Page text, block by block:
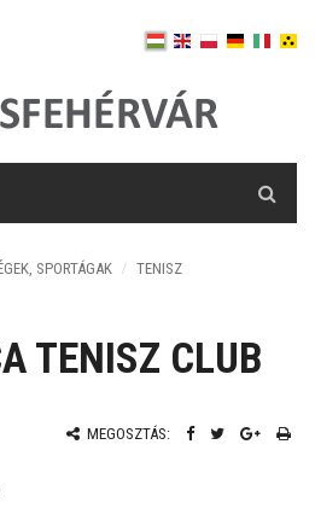
SPORTÁGAK
TENISZ
TENISZ CLUB
MEGOSZTÁS: